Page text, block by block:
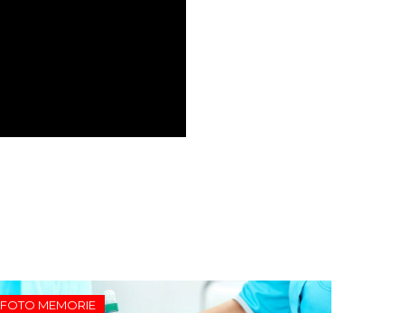
FOTO MEMORIE